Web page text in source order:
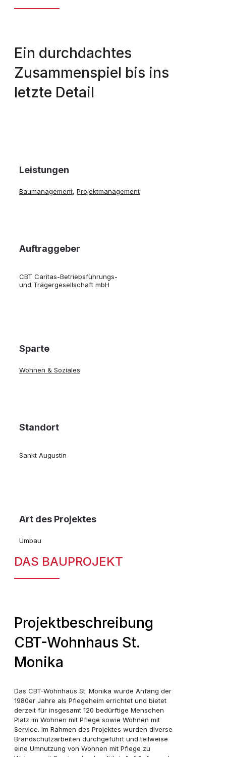
Ein durchdachtes
Zusammenspiel bis ins
letzte Detail
Leistungen
Baumanagement, Projektmanagement
Auftraggeber
CBT Caritas-Betriebsführungs-
und Trägergesellschaft mbH
Sparte
Wohnen & Soziales
Standort
Sankt Augustin
Art des Projektes
Umbau
DAS BAUPROJEKT
Projektbeschreibung
CBT-Wohnhaus St.
Monika
Das CBT-Wohnhaus St. Monika wurde Anfang der
1980er Jahre als Pflegeheim errichtet und bietet
derzeit für insgesamt 120 bedürftige Menschen
Platz im Wohnen mit Pflege sowie Wohnen mit
Service. Im Rahmen des Projektes wurden diverse
Brandschutzarbeiten durchgeführt und teilweise
eine Umnutzung von Wohnen mit Pflege zu